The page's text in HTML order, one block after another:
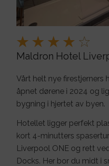
Maldron Hotel
Vårt helt nye firestjerners
åpnet dørene i 2024 og
bygning i hjertet av byen.
Hotellet ligger perfekt
kort 4-minutters
Liverpool ONE og rett
Docks. Her bor du midt i